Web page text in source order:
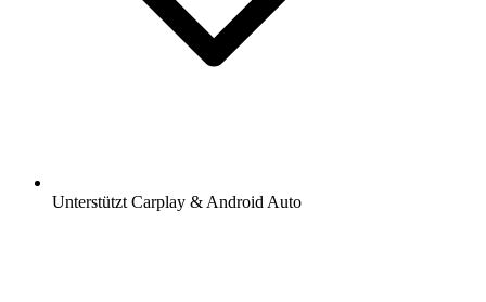
Unterstützt Carplay & Android Auto